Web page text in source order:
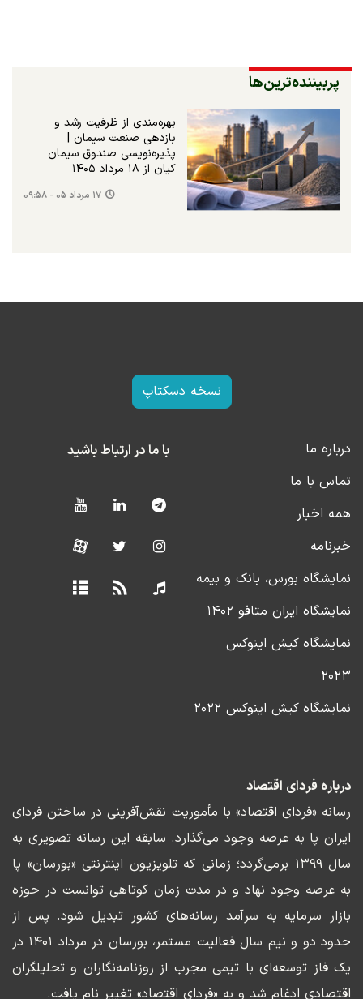
پربیننده‌ترین‌ها
بهره‌مندی از ظرفیت رشد و
بازدهی صنعت سیمان |
پذیره‌نویسی صندوق سیمان
کیان از ۱۸ مرداد ۱۴۰۵
۱۷ مرداد ۰۵ - ۰۹:۵۸
نسخه دسکتاپ
درباره ما
تماس با ما
همه اخبار
خبرنامه
نمایشگاه بورس، بانک و بیمه
نمایشگاه ایران متافو ۱۴۰۲
نمایشگاه کیش اینوکس
۲۰۲۳
نمایشگاه کیش اینوکس ۲۰۲۲
با ما در ارتباط باشید
درباره فردای اقتصاد
رسانه «فردای اقتصاد» با مأموریت نقش‌آفرینی در ساختن فردای
ایران پا به عرصه وجود می‌گذارد. سابقه این رسانه تصویری به
سال ۱۳۹۹ برمی‌گردد؛ زمانی که تلویزیون اینترنتی «بورسان» پا
به عرصه وجود نهاد و در مدت زمان کوتاهی توانست در حوزه
بازار سرمایه به سرآمد رسانه‌های کشور تبدیل شود. پس از
حدود دو و نیم سال فعالیت مستمر، بورسان در مرداد ۱۴۰۱ در
یک فاز توسعه‌ای با تیمی مجرب از روزنامه‌نگاران و تحلیلگران
اقتصادی ادغام شد و به «فردای اقتصاد» تغییر نام یافت.